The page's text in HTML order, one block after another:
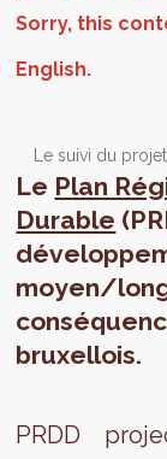
Le suivi du
Le Plan
Durable
moyen/
bruxellois.
PRDD